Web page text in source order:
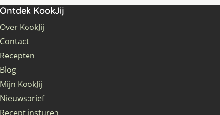
Ontdek KookJij
Over KookJij
Contact
Recepten
Blog
Mijn KookJij
Nieuwsbrief
Recept insturen